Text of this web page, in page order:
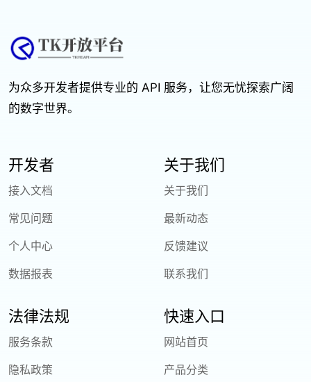
为众多开发者提供专业的 API 服务，让您无忧探索广阔
的数字世界。
开发者
接入文档
常见问题
个人中心
数据报表
关于我们
关于我们
最新动态
反馈建议
联系我们
法律法规
服务条款
隐私政策
快速入口
网站首页
产品分类